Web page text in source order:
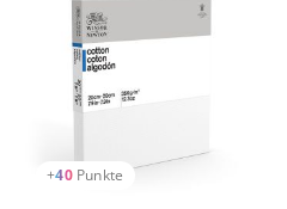
+40 Punkte